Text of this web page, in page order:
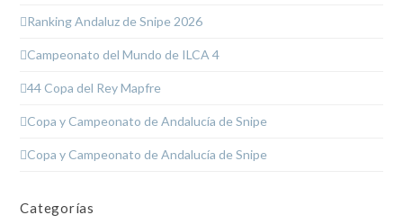
Ranking Andaluz de Snipe 2026
Campeonato del Mundo de ILCA 4
44 Copa del Rey Mapfre
Copa y Campeonato de Andalucía de Snipe
Copa y Campeonato de Andalucía de Snipe
Categorías